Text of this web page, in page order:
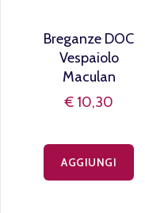
Breganze DOC
Vespaiolo
Maculan
€ 10,30
AGGIUNGI